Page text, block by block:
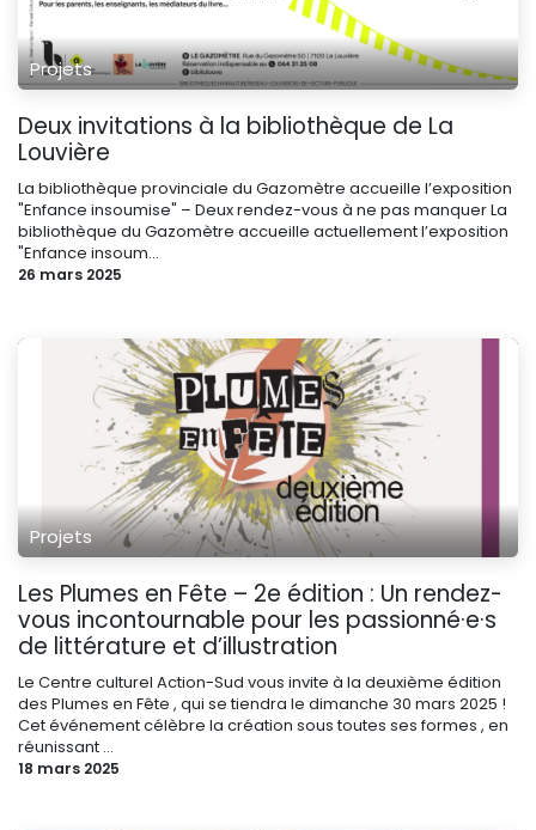
Projets
Deux invitations à la bibliothèque de La
Louvière
La bibliothèque provinciale du Gazomètre accueille l’exposition
"Enfance insoumise" – Deux rendez-vous à ne pas manquer La
bibliothèque du Gazomètre accueille actuellement l’exposition
"Enfance insoum...
26 mars 2025
Projets
Les Plumes en Fête – 2e édition : Un rendez-
vous incontournable pour les passionné·e·s
de littérature et d’illustration
Le Centre culturel Action-Sud vous invite à la deuxième édition
des Plumes en Fête , qui se tiendra le dimanche 30 mars 2025 !
Cet événement célèbre la création sous toutes ses formes , en
réunissant ...
18 mars 2025